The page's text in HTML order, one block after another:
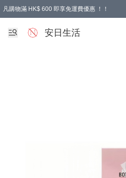
凡購物滿 HK$ 600 即享免運費優惠 ！！
安日生活